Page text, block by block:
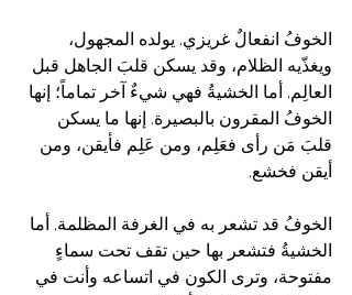
الخوفُ انفعالٌ غريزي. يولده المجهول،
ويغذّيه الظلام، وقد يسكن قلبَ الجاهل قبل
العالِم. أما الخشيةُ فهي شيءٌ آخر تماماً؛ إنها
الخوفُ المقرون بالبصيرة. إنها ما يسكن
قلبَ مَن رأى فعَلِم، ومن عَلِم فأيقن، ومن
أيقن فخشع.
الخوفُ قد تشعر به في الغرفة المظلمة. أما
الخشيةُ فتشعر بها حين تقف تحت سماءٍ
مفتوحة، وترى الكون في اتساعه وأنت في